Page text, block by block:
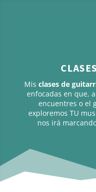
Mis clases de
enfocadas en que,
encuentres o el
exploremos TU
nos irá